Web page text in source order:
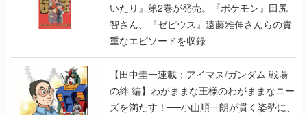
いたり』第2巻が発売。『ポケモン』田尻
智さん、『ゼビウス』遠藤雅伸さんらの貴
重なエピソードを収録
【田中圭一連載：アイマス/ガンダム 戦場
の絆 編】わがままな王様のわがままなニー
ズを満たす！──小山順一朗が貫く姿勢に、